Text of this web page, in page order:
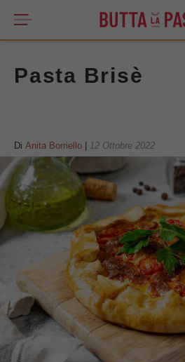
Pasta Brisè
Di Anita Borriello 12 Ottobre 2022